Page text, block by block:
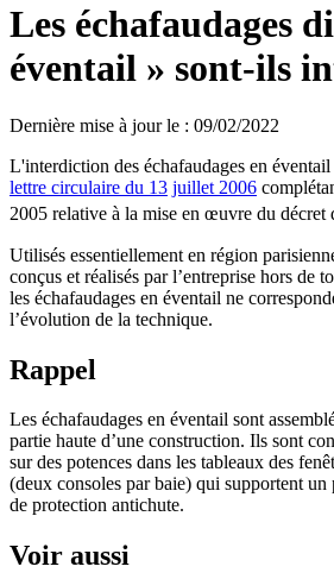
Les échafaudages
éventail » sont-ils
Dernière mise à jour le : 09/02/2022
L'interdiction des échafaudages en éventail
lettre circulaire du 13 juillet 2006
2005 relative à la mise en œuvre du décret
Utilisés essentiellement en région
conçus et réalisés par l’entreprise hors de
les échafaudages en éventail ne
l’évolution de la technique.
Rappel
Les échafaudages en éventail sont
partie haute d’une construction. Ils sont
sur des potences dans les tableaux des
(deux consoles par baie) qui supportent un
de protection antichute.
Voir aussi